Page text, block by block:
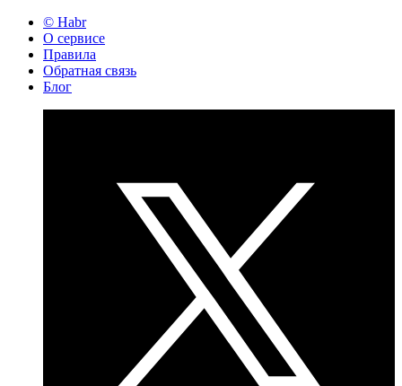
© Habr
О сервисе
Правила
Обратная связь
Блог